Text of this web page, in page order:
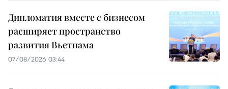
Дипломатия вместе с бизнесом
расширяет пространство
развития Вьетнама
07/08/2026 03:44